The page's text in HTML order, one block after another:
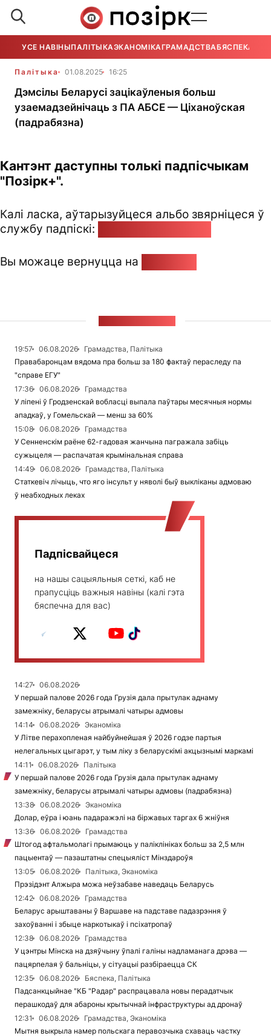
УСЕ НАВІНЫПАЛІТЫКАЭКАНОМІКАГРАМАДСТВАБЯСПЕКА
Палітыка 01.08.2025 16:25
Дэмсілы Беларусі зацікаўленыя больш
узаемадзейнічаць з ПА АБСЕ — Ціханоўская
(падрабязна)
Кантэнт даступны толькі падпісчыкам
"Позірк+".
Калі ласка, аўтарызуйцеся альбо звярніцеся ў
службу падпіскі:
Вы можаце вернуцца на
19:57 06.08.2026
Грамадства, Палітыка
Правабаронцам вядома пра больш за 180 фактаў пераследу па
"справе ЕГУ"
17:36
06.08.2026
Грамадства
У ліпені ў Гродзенскай вобласці выпала паўтары месячныя нормы
ападкаў, у Гомельскай — менш за 60%
15:08
06.08.2026
Грамадства
У Сенненскім раёне 62-гадовая жанчына пагражала забіць
сужыцеля — распачатая крымінальная справа
14:49
06.08.2026
Грамадства, Палітыка
Статкевіч лічыць, что яго інсульт у няволі быў выкліканы адмоваю
ў неабходных леках
Падпісвайцеся
на нашы сацыяльныя сеткі, каб не
прапусціць важныя навіны (калі гэта
бяспечна для вас)
14:27
06.08.2026
У першай палове 2026 года Грузія дала прытулак аднаму
замежніку, беларусы атрымалі чатыры адмовы
14:14
06.08.2026
Эканоміка
У Літве перахопленая найбуйнейшая ў 2026 годзе партыя
нелегальных цыгарэт, у тым ліку з беларускімі акцызнымі маркамі
14:11
06.08.2026
Палітыка
У першай палове 2026 года Грузія дала прытулак аднаму
замежніку, беларусы атрымалі чатыры адмовы (падрабязна)
13:38
06.08.2026
Эканоміка
Долар, еўра і юань падаражэлі на біржавых таргах 6 жніўня
13:36
06.08.2026
Грамадства
Штогод афтальмолагі прымаюць у паліклініках больш за 2,5 млн
пацыентаў — пазаштатны спецыяліст Мінздароўя
13:05
06.08.2026
Палітыка, Эканоміка
Прэзідэнт Алжыра можа неўзабаве наведаць Беларусь
12:42
06.08.2026
Грамадства
Беларус арыштаваны ў Варшаве на падставе падазрэння ў
захоўванні і збыце наркотыкаў і псіхатропаў
12:38
06.08.2026
Грамадства
У цэнтры Мінска на дзяўчыну ўпалі галіны надламанага дрэва —
пацярпелая ў бальніцы, у сітуацыі разбіраецца СК
12:35
06.08.2026
Бяспека, Палітыка
Падсанкцыйнае "КБ "Радар" распрацавала новы перадатчык
перашкодаў для абароны крытычнай інфраструктуры ад дронаў
12:31
06.08.2026
Грамадства, Эканоміка
Мытня выкрыла намер польскага перавозчыка схаваць частку